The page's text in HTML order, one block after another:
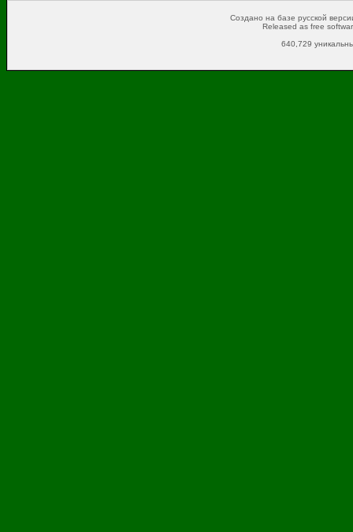
Создано на базе русской
Released as free
640,729